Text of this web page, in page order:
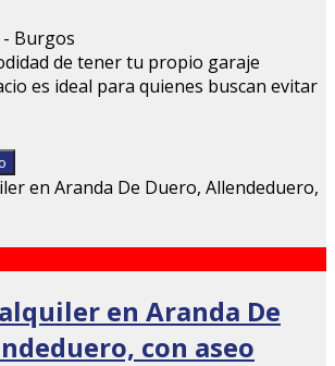
Burgos
de tener tu propio garaje
es ideal para quienes buscan evitar
en Aranda De
con aseo